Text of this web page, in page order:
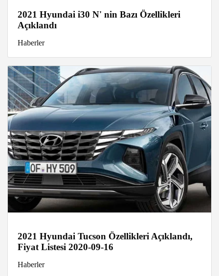
2021 Hyundai i30 N' nin Bazı Özellikleri
Açıklandı
Haberler
2021 Hyundai Tucson Özellikleri Açıklandı,
Fiyat Listesi 2020-09-16
Haberler